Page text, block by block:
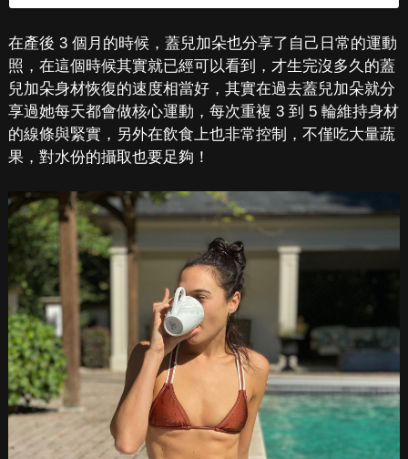
在產後 3 個月的時候，蓋兒加朵也分享了自己日常的運動
照，在這個時候其實就已經可以看到，才生完沒多久的蓋
兒加朵身材恢復的速度相當好，其實在過去蓋兒加朵就分
享過她每天都會做核心運動，每次重複 3 到 5 輪維持身材
的線條與緊實，另外在飲食上也非常控制，不僅吃大量蔬
果，對水份的攝取也要足夠！